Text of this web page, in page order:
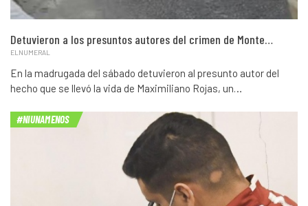
Detuvieron a los presuntos autores del crimen de Monte…
ELNUMERAL
En la madrugada del sábado detuvieron al presunto autor del
hecho que se llevó la vida de Maximiliano Rojas, un…
#NIUNAMENOS